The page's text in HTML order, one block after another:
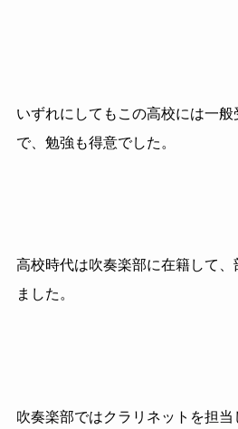
いずれにしてもこの高校には一
で、勉強も得意でした。
高校時代は吹奏楽部に在籍して
ました。
吹奏楽部ではクラリネットを担当